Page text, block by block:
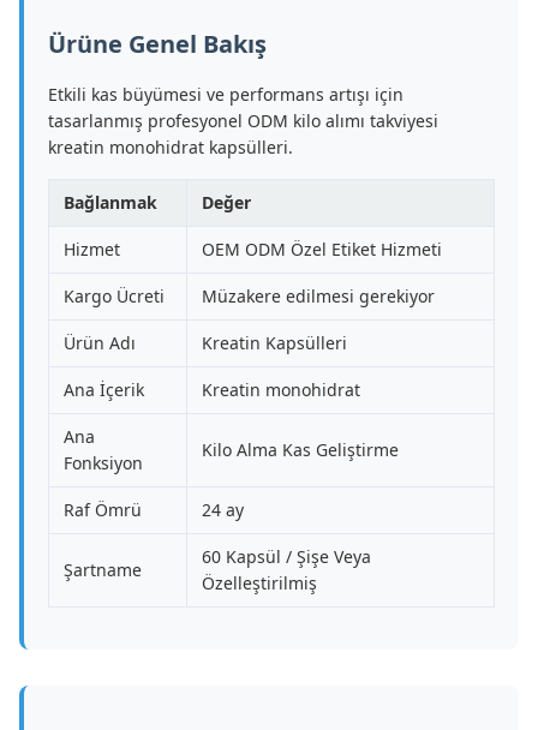
Ürüne Genel Bakış
Etkili kas büyümesi ve performans artışı için
tasarlanmış profesyonel ODM kilo alımı takviyesi
kreatin monohidrat kapsülleri.
Bağlanmak Değer
Hizmet OEM ODM Özel Etiket Hizmeti
Kargo Ücreti Müzakere edilmesi gerekiyor
Ürün Adı Kreatin Kapsülleri
Ana İçerik Kreatin monohidrat
Ana
Fonksiyon
Kilo Alma Kas Geliştirme
Raf Ömrü 24 ay
Şartname
60 Kapsül / Şişe Veya
Özelleştirilmiş